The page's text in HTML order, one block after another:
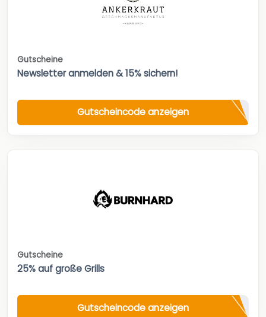
Gutscheine
Newsletter anmelden & 15% sichern!
Gutscheincode anzeigen
Gutscheine
25% auf große Grills
Gutscheincode anzeigen